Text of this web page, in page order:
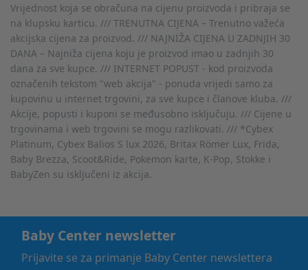
Vrijednost koja se obračuna na cijenu proizvoda i pribraja se
na klupsku karticu. /// TRENUTNA CIJENA – Trenutno važeća
akcijska cijena za proizvod. /// NAJNIŽA CIJENA U ZADNJIH 30
DANA – Najniža cijena koju je proizvod imao u zadnjih 30
dana za sve kupce. /// INTERNET POPUST - kod proizvoda
označenih tekstom "web akcija" - ponuda vrijedi samo za
kupovinu u internet trgovini, za sve kupce i članove kluba. ///
Akcije, popusti i kuponi se međusobno isključuju. /// Cijene u
trgovinama i web trgovini se mogu razlikovati. /// *Cybex
Platinum, Cybex Balios S lux 2026, Britax Römer Lux, Frida,
Baby Brezza, Scoot&Ride, Pokemon karte, K-Pop, Stokke i
BabyZen su isključeni iz akcija.
Baby Center newsletter
Prijavite se za primanje Baby Center newslettera